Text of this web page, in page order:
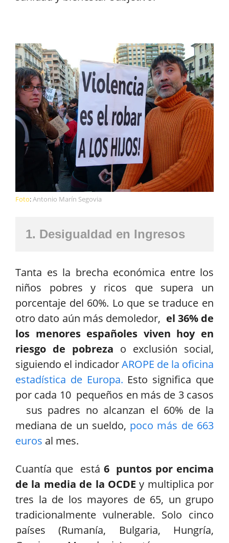
Foto:Antonio Marín Segovia
1. Desigualdad en Ingresos
Tanta es la brecha económica entre los
niños pobres y ricos que supera un
porcentaje del 60%. Lo que se traduce en
otro dato aún más demoledor, el 36% de
los menores españoles viven hoy en
riesgo de pobreza o exclusión social,
siguiendo el indicadorAROPE de la oficina
estadística de Europa. Esto significa que
por cada 10 pequeños en más de 3 casos
sus padres no alcanzan el 60% de la
mediana de un sueldo, poco más de 663
euros al mes.
Cuantía que está 6 puntos por encima
de la media de la OCDE y multiplica por
tres la de los mayores de 65, un grupo
tradicionalmente vulnerable. Solo cinco
países (Rumanía, Bulgaria, Hungría,